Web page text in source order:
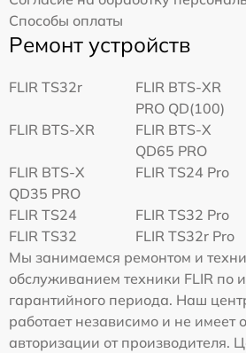
Способы оплаты
Ремонт устройств
FLIR TS32r
FLIR BTS-XR
PRO QD(100)
FLIR BTS-XR
FLIR BTS-X
QD65 PRO
FLIR BTS-X
QD35 PRO
FLIR TS24 Pro
FLIR TS24
FLIR TS32 Pro
FLIR TS32
FLIR TS32r Pro
Мы занимаемся ремонтом и
обслуживанием техники FLIR по
гарантийного периода. Наш
работает независимо и не имеет
авторизации от производителя.